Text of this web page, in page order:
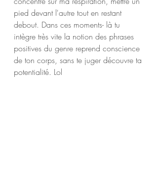
pied devant l'autre tout en restant
debout. Dans ces moments- là tu
intègre très vite la notion des phrases
positives du genre reprend conscience
de ton corps, sans te juger découvre ta
potentialité. Lol